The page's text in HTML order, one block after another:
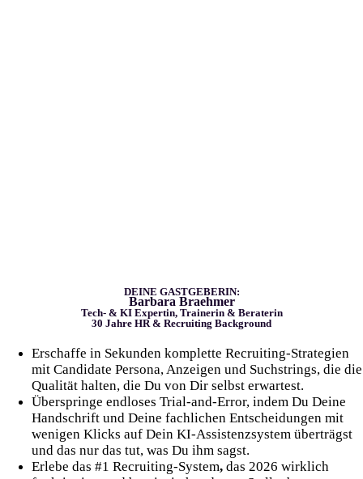
DEINE GASTGEBERIN:
Barbara Braehmer
Tech- & KI Expertin, Trainerin & Beraterin
30 Jahre HR & Recruiting Background
Erschaffe in Sekunden komplette Recruiting-Strategien
mit Candidate Persona, Anzeigen und Suchstrings, die die
Qualität halten, die Du von Dir selbst erwartest.
Überspringe endloses Trial-and-Error, indem Du Deine
Handschrift und Deine fachlichen Entscheidungen mit
wenigen Klicks auf Dein KI-Assistenzsystem überträgst
und das nur das tut, was Du ihm sagst.
Erlebe das #1 Recruiting-System, das 2026 wirklich